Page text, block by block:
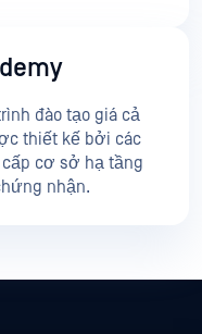
đào tạo giá cả
thiết kế bởi các
cấp cơ sở hạ tầng
nhận.